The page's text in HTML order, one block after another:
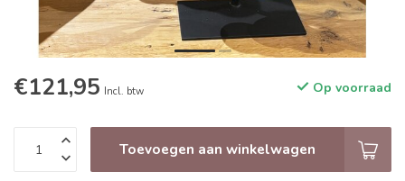
€121,95 Incl. btw Op voorraad
Toevoegen aan winkelwagen